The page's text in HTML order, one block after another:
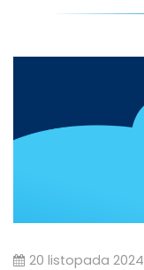
20 listopada 2024